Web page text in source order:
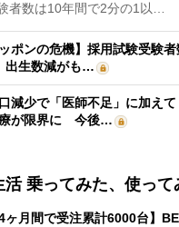
者数は10年間で2分の1以…
ポンの危機】採用試験受験
生数減がも…
減少で「医師不足」に加え
療が限界に 今後…
乗ってみた、使って
4ヶ月間で受注累計6000台】